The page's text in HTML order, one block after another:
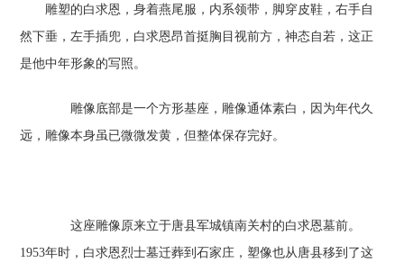
雕塑的白求恩，身着燕尾服，内系领带，脚穿皮鞋，右手自
然下垂，左手插兜，白求恩昂首挺胸目视前方，神态自若，这正
是他中年形象的写照。
雕像底部是一个方形基座，雕像通体素白，因为年代久
远，雕像本身虽已微微发黄，但整体保存完好。
这座雕像原来立于唐县军城镇南关村的白求恩墓前。
1953年时，白求恩烈士墓迁葬到石家庄，塑像也从唐县移到了这